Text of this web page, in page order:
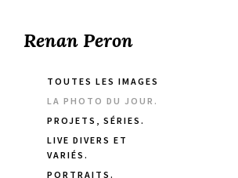
Renan Peron
TOUTES LES IMAGES
LA PHOTO DU JOUR.
PROJETS, SÉRIES.
LIVE DIVERS ET
VARIÉS.
PORTRAITS.